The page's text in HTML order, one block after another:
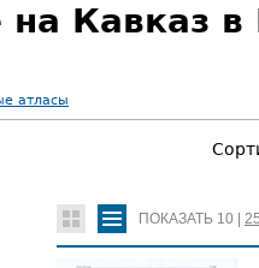
на Кавказ
атласы
ПОКАЗАТЬ 10